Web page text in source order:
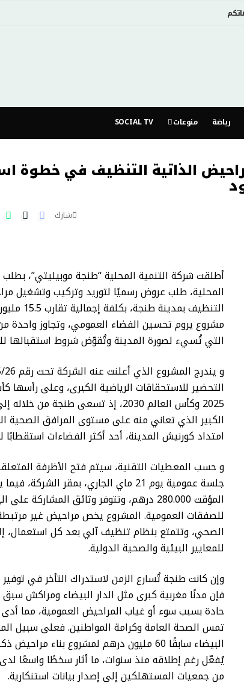
رياضة منوعات SOCIAL TV
الذاتية التنظيف في خطوة
شارك
أطلقت شركة التنمية المحلية “طنجة موبيليتي”،
المحلية، طلب عروض رسميًا لتوريد وتركيب وتشغيل
التنظيف
مشروع يروم تحسين الفضاء العمومي، وتجاوز واحدة
التي تُسيء لصورة المدينة وتُقوّض شروط استقبالها
التحضير للاستحقاقات الرياضية الكبرى، وعلى رأسها
2025 وكأس العالم 2030، إذ تسعى طنجة
الكبير الذي تعاني منه على مستوى المرافق الصحية
امتداد كورنيش المدينة، أحد أكثر الفضاءات استقطابًا
و حسب المعطيات التقنية، سيتم فتح الأظرفة
جلسة عمومية يوم 21 ماي الجاري، بمقر
المؤقت 280.000 درهم، وتتوفر وثائق المشاركة
للصفقات العمومية. المشروع يخص مراحيض غير
الصحي، وتتمتع بنظام تنظيف آلي بعد كل استعمال،
للمعايير البيئية والصحية الدولية.
وإن كانت طنجة تُسارع الزمن لاستدراك التأخر في
فإن مدنًا مغربية كبرى مثل الدار البيضاء ومراكش
حادة بسبب سوء أو غياب المراحيض العمومية، مما
تمس الصحة العامة وكرامة المواطنين. فعلى سبيل
البيضاء سابقًا 60 مليون درهم لمشروع بناء
يُفعّل رغم إطلاقه منذ سنوات، ما أثار سخطًا واسعًا
من جمعيات المستهلكين إلى إصدار بيانات استنكارية.